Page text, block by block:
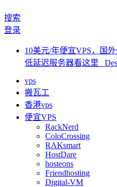
搜索
登录
10美元/年便宜VPS，国
低延迟服务器看这里
vps
搬瓦工
香港vps
便宜VPS
RackNerd
ColoCrossing
RAKsmart
HostDare
hosteons
Friendhosting
Digital-VM